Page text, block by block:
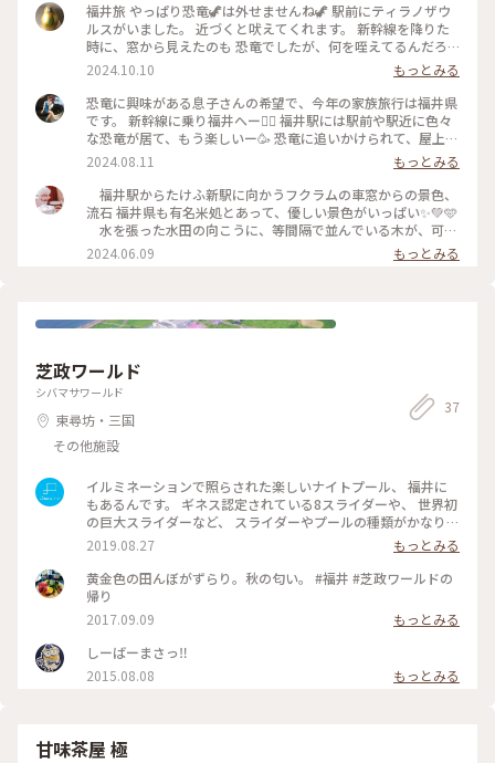
福井旅 やっぱり恐竜🦖は外せませんね🦖 駅前にティラノザウ
ルスがいました。 近づくと吠えてくれます。 新幹線を降りた
時に、窓から見えたのも 恐竜でしたが、何を咥えてるんだろ
うと よーく見たら、カニでした🦀😆 恐竜は進化して、鳥類と
して生き残って いるそうですよ！ なのでカニを咥えている恐
竜の手に 鳥の羽が見られますね🪽 #福井旅 #恐竜 #ティラノザ
ウルス
2024.10.10
もっとみる
恐竜に興味がある息子さんの希望で、今年の家族旅行は福井県
です。 新幹線に乗り福井へー✌🏻 福井駅には駅前や駅近に色々
な恐竜が居て、もう楽しいー🥳 恐竜に追いかけられて、屋上広
場に逃げる越前蟹•••た•••食べられているー🤣 #ことりっぷ旅
2024 #Myことりっぷ
2024.08.11
もっとみる
福井駅からたけふ新駅に向かうフクラムの車窓からの景色、
流石 福井県も有名米処とあって、優しい景色がいっぱい✨💚🩵
水を張った水田の向こうに、等間隔で並んでいる木が、可愛
くて可愛くて🌲💚 写真ではハッキリしませんが、やはり水
鏡にもその木々が写り込んでいました✨ 可愛い並木、防風林
り！ 黄金色に一面色づいていたのです？！ えええっ？も
やはり恐竜推しで、構内、駅前広場は恐竜で一杯でした。
息子達が子供だったら、大喜びで釘付けになったことでしょ
う。。。 ティラノザウルスは、迫力ある風貌で動き、雄叫
びまで響きました♫ ベンチの恐竜博士は、青山にあった福
井のお店にも座っていましたが、こちらにはミニミニ恐竜博士
ら、フクラムに乗車したのでした♫ #新型車両#フクラム#
路面電車#透明の世界 #車窓#妙に可愛さにハマった#田んぼの
風景#米と麦#健やかに美味しく育って#電車旅#北陸旅#福井旅
#mg旅#ティラノザウルス#迫力#ミニミニ恐竜博士#初対面
2024.06.09 もっとみる
芝政ワールド
シバマサワールド
東尋坊・三国
その他施設
37
イルミネーションで照らされた楽しいナイトプール、 福井に
もあるんです。 ギネス認定されている8スライダーや、 世界初
の巨大スライダーなど、 スライダーやプールの種類がかなり豊
富！ #芝政ワールド #ナイトプール #旅のひととき #夏旅2019
#わたしの街 #福井県坂井市 #ことりっぷ福井 #Dearふくい
2019.08.27
もっとみる
黄金色の田んぼがずらり。秋の匂い。 #福井 #芝政ワールドの
帰り
2017.09.09
もっとみる
しーばーまさっ‼️
2015.08.08
もっとみる
甘味茶屋 極